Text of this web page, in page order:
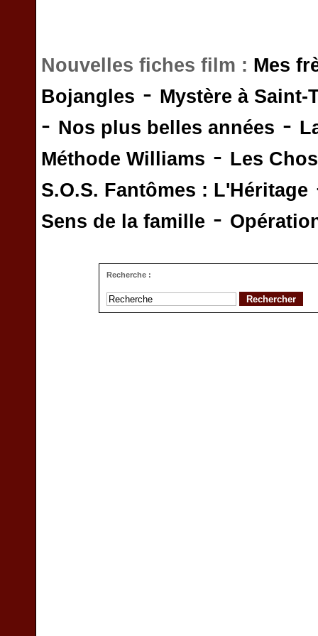
Nouvelles fiches film : Mes
Bojangles - Mystère à Saint-
- Nos plus belles années -
Méthode Williams - Les
S.O.S. Fantômes : L'Héritage
Sens de la famille -
Recherche :